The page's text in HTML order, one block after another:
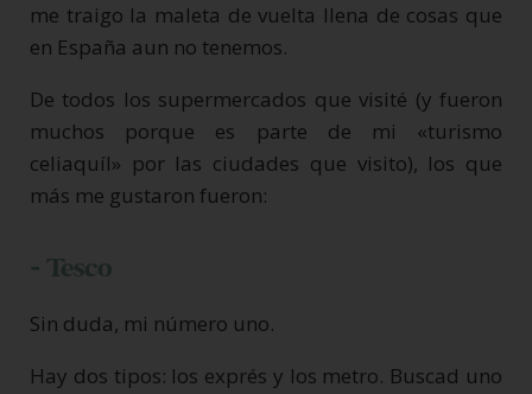
me traigo la maleta de vuelta llena de cosas que
en España aun no tenemos.
De todos los supermercados que visité (y fueron
muchos porque es parte de mi «turismo
celiaquíl» por las ciudades que visito), los que
más me gustaron fueron:
- Tesco
Sin duda, mi número uno.
Hay dos tipos: los exprés y los metro. Buscad uno